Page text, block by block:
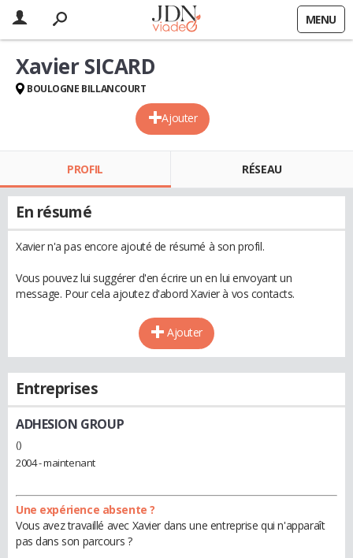
MENU
Ajouter
Xavier SICARD
BOULOGNE BILLANCOURT
PROFIL RÉSEAU
En résumé
Xavier n'a pas encore ajouté de résumé à son profil.
Vous pouvez lui suggérer d'en écrire un en lui envoyant un
message. Pour cela ajoutez d'abord Xavier à vos contacts.
Ajouter
Entreprises
ADHESION GROUP
()
2004 - maintenant
Une expérience absente ?
Vous avez travaillé avec Xavier dans une entreprise qui n'apparaît
pas dans son parcours ?